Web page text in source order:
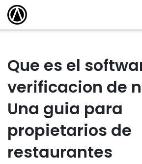
Que es el
verificacion de
Una guia para
propietarios de
restaurantes